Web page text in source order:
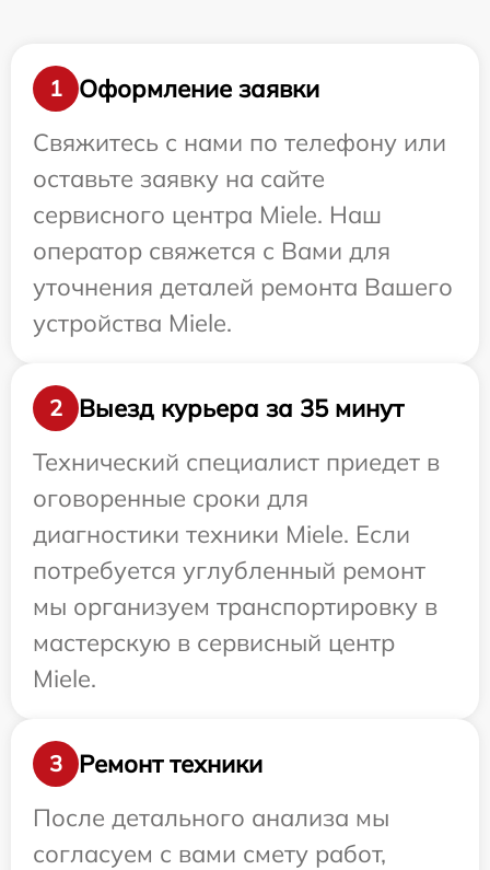
1
Оформление заявки
Свяжитесь с нами по телефону или
оставьте заявку на сайте
сервисного центра Miele. Наш
оператор свяжется с Вами для
уточнения деталей ремонта Вашего
устройства Miele.
2
Выезд курьера за 35 минут
Технический специалист приедет в
оговоренные сроки для
диагностики техники Miele. Если
потребуется углубленный ремонт
мы организуем транспортировку в
мастерскую в сервисный центр
Miele.
3
Ремонт техники
После детального анализа мы
согласуем с вами смету работ,